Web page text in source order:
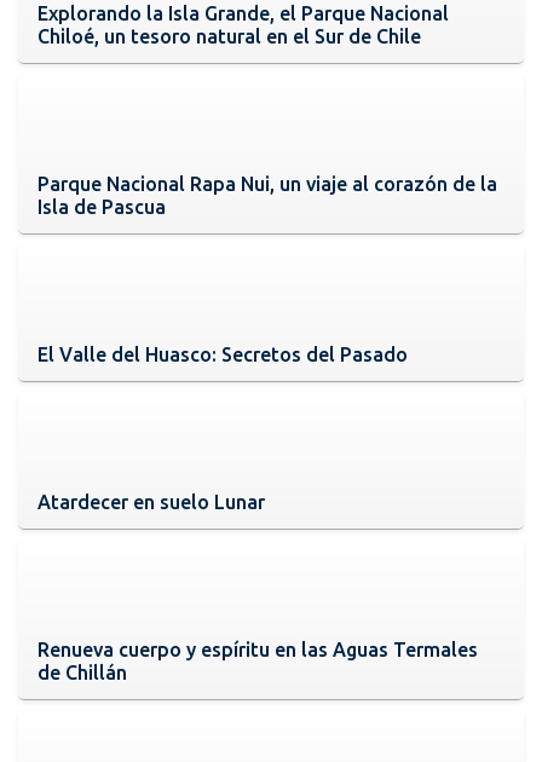
Explorando la Isla Grande, el Parque Nacional
Chiloé, un tesoro natural en el Sur de Chile
Parque Nacional Rapa Nui, un viaje al corazón de la
Isla de Pascua
El Valle del Huasco: Secretos del Pasado
Atardecer en suelo Lunar
Renueva cuerpo y espíritu en las Aguas Termales
de Chillán